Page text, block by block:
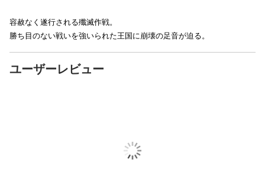
容赦なく遂行される殲滅作戦。
勝ち目のない戦いを強いられた王国に崩壊の足音が迫る。
ユーザーレビュー